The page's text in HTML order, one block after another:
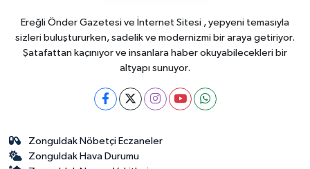
Ereğli Önder Gazetesi ve İnternet Sitesi , yepyeni temasıyla
sizleri buluştururken, sadelik ve modernizmi bir araya getiriyor.
Şatafattan kaçınıyor ve insanlara haber okuyabilecekleri bir
altyapı sunuyor.
Zonguldak Nöbetçi Eczaneler
Zonguldak Hava Durumu